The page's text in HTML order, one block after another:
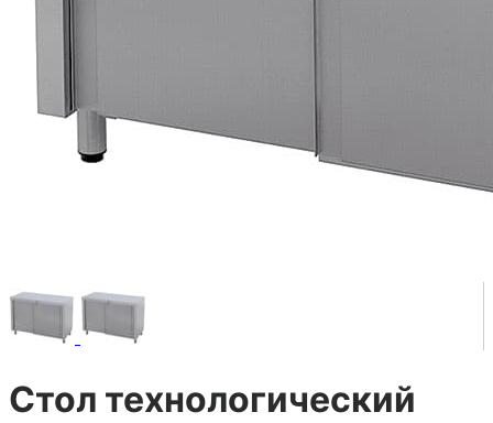
Стол технологический